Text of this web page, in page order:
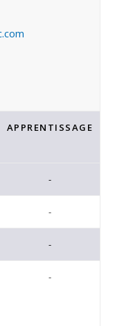
APPRENTISSAGE
-
-
-
-